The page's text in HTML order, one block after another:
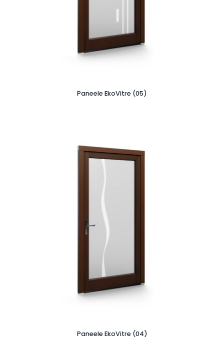
Paneele EkoVitre (05)
Paneele EkoVitre (04)